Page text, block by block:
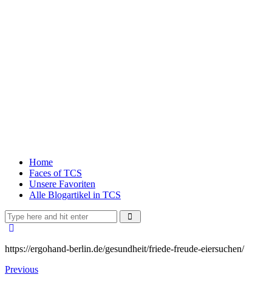
Home
Faces of TCS
Unsere Favoriten
Alle Blogartikel in TCS
https://ergohand-berlin.de/gesundheit/friede-freude-eiersuchen/
Beitragsnavigation
Previous